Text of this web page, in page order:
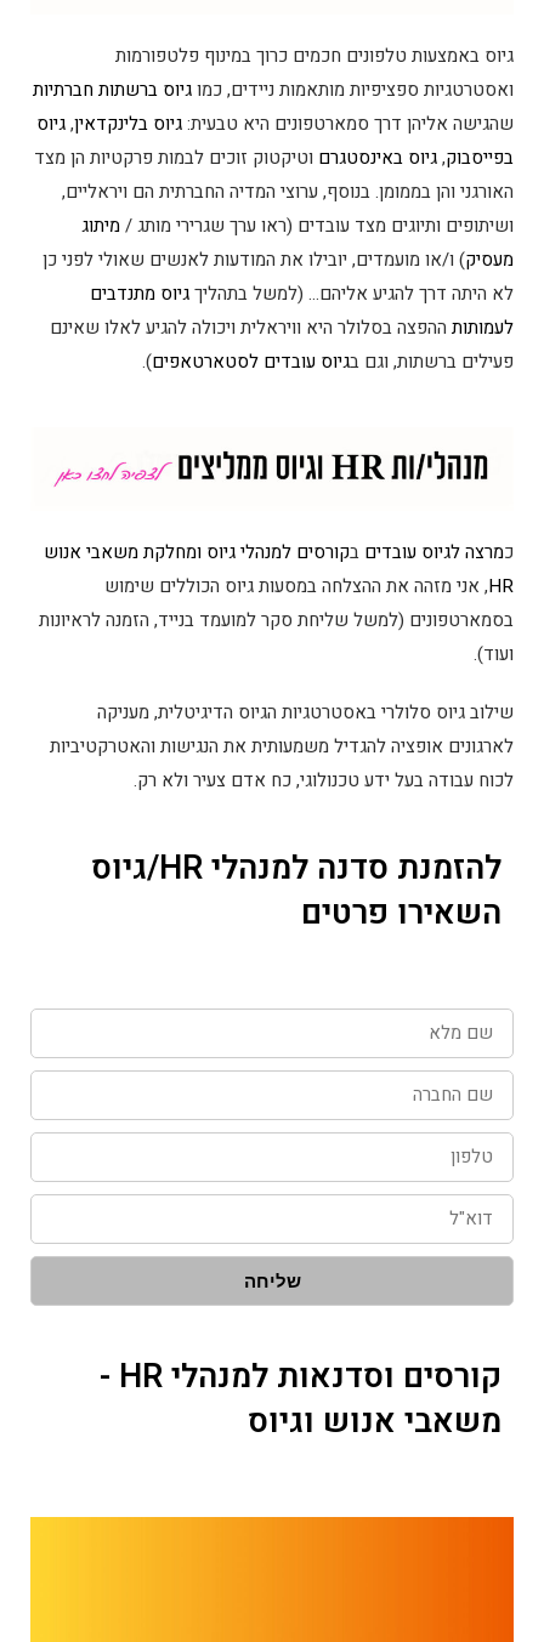
גיוס באמצעות טלפונים חכמים כרוך במינוף פלטפורמות
ואסטרטגיות ספציפיות מותאמות ניידים, כמוגיוס ברשתות חברתיות
שהגישה אליהן דרך סמארטפונים היא טבעית:גיוס בלינקדאין,גיוס
בפייסבוק,גיוס באינסטגרם וטיקטוק זוכים לבמות פרקטיות הן מצד
האורגני והן בממומן. בנוסף, ערוצי המדיה החברתית הם ויראליים,
ושיתופים ותיוגים מצד עובדים (ראו ערך שגרירי מותג /מיתוג
מעסיק) ו/או מועמדים, יובילו את המודעות לאנשים שאולי לפני כן
לא היתה דרך להגיע אליהם… (למשל בתהליךגיוס מתנדבים
לעמותות ההפצה בסלולר היא וויראלית ויכולה להגיע לאלו שאינם
פעילים ברשתות, וגם בגיוס עובדים לסטארטאפים).
כמרצה לגיוס עובדים בקורסים למנהלי גיוס ומחלקת משאבי אנוש
HR, אני מזהה את ההצלחה במסעות גיוס הכוללים שימוש
בסמארטפונים (למשל שליחת סקר למועמד בנייד, הזמנה לראיונות
ועוד).
שילוב גיוס סלולרי באסטרטגיות הגיוס הדיגיטלית, מעניקה
לארגונים אופציה להגדיל משמעותית את הנגישות והאטרקטיביות
לכוח עבודה בעל ידע טכנולוגי, כח אדם צעיר ולא רק.
להזמנת סדנה למנהלי HR/גיוס
השאירו פרטים
שם
מלא
שם
החברה
טלפון
דוא"ל
שליחה
קורסים וסדנאות למנהלי HR -
משאבי אנוש וגיוס